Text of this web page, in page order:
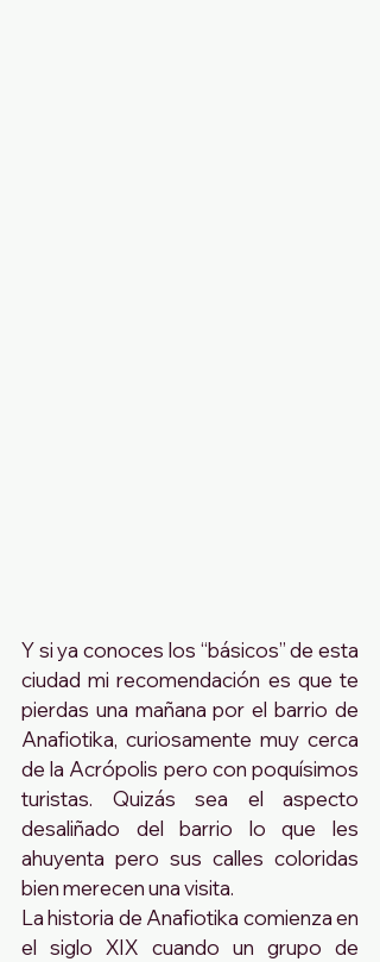
Y si ya conoces los “básicos” de esta
ciudad mi recomendación es que te
pierdas una mañana por el barrio de
Anafiotika, curiosamente muy cerca
de la Acrópolis pero con poquísimos
turistas. Quizás sea el aspecto
desaliñado del barrio lo que les
ahuyenta pero sus calles coloridas
bien merecen una visita.
La historia de Anafiotika comienza en
el siglo XIX cuando un grupo de